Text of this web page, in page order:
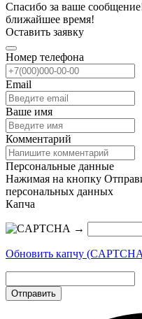
Спасибо за ваше
ближайшее время!
Оставить заявку
Номер телефона
Email
Ваше имя
Комментарий
Персональные данные
Нажимая на кнопку
персональных данных
Капча
→
Обновить капчу
Отправить